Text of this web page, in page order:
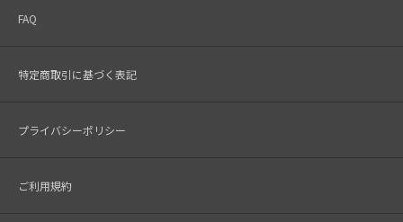
FAQ
特定商取引に基づく表記
プライバシーポリシー
ご利用規約